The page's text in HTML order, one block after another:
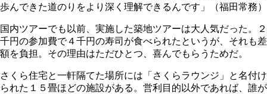
歩んできた道のりをより深く理解できるんです」（福田常務）
国内ツアーでも以前、実施した築地ツアーは大人気だった。２
千円の参加費で４千円の寿司が食べられたというが、それも差
額を負担。その理由はただひとつ、喜んでもらうためだ。
さくら住宅と一軒隔てた場所には「さくらラウンジ」と名付け
られた１５畳ほどの施設がある。営利目的以外であれば、誰が